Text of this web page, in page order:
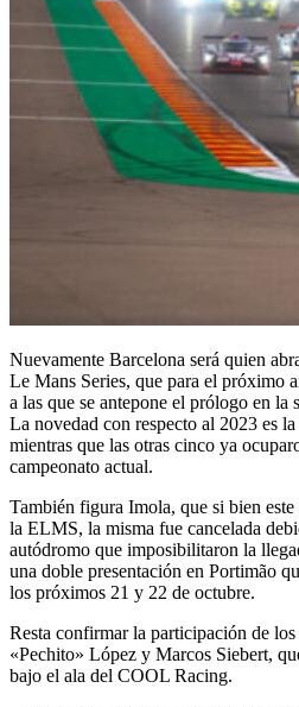
Nuevamente Barcelona será quien
Le Mans Series, que para el próximo
a las que se antepone el prólogo en la
La novedad con respecto al 2023 es
mientras que las otras cinco ya
campeonato actual.
También figura Imola, que si bien
la ELMS, la misma fue cancelada
autódromo que imposibilitaron la
una doble presentación en Portimão
los próximos 21 y 22 de octubre.
Resta confirmar la participación de
«Pechito» López y Marcos Siebert,
bajo el ala del COOL Racing.